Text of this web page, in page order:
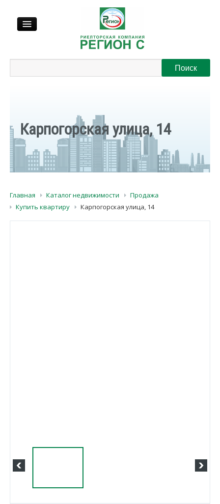
Регионы
Контакты
Карпогорская улица, 14
Главная Каталог недвижимости
Продажа
Купить квартиру
Карпогорская улица, 14